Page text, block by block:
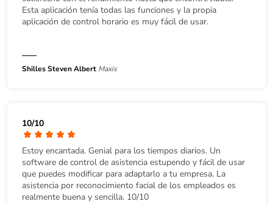
Esta aplicación tenía todas las funciones y la propia
aplicación de control horario es muy fácil de usar.
Shilles Steven Albert Maxis
10/10
Estoy encantada. Genial para los tiempos diarios. Un
software de control de asistencia estupendo y fácil de usar
que puedes modificar para adaptarlo a tu empresa. La
asistencia por reconocimiento facial de los empleados es
realmente buena y sencilla. 10/10